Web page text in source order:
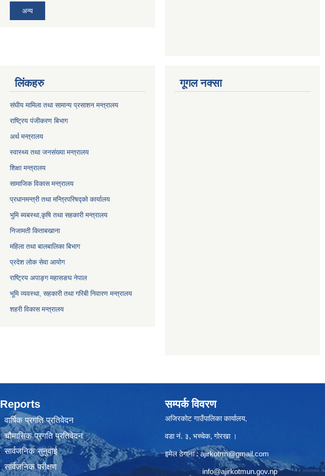
अन्य
लिंकहरु
संघीय मामिला तथा सामान्य प्रसाशन मन्त्रालय
राष्ट्रिय पंजीकरण बिभाग
अर्थ मन्त्रालय
स्वास्थ्य तथा जनसंख्या मन्त्रालय
शिक्षा मन्त्रालय
सामाजिक विकास मन्त्रालय
प्रधानमन्त्री तथा मन्त्रिपरिषद्को कार्यालय
भुमि ब्यबस्था,कृषि तथा सहकारी मन्त्रालय
निजामती किताबखाना
महिला तथा बालबालिका बिभाग
प्रदेश लोक सेवा आयोग
राष्ट्रिय अपाङ्ग महासङघ नेपाल
भूमि व्यवस्था, सहकारी तथा गरिबी निवारण मन्त्रालय
शहरी विकास मन्त्रालय
गूगल नक्सा
Reports
वार्षिक प्रगति प्रतिवेदन
चौमासिक प्रगति प्रतिवेदन
सार्वजनिक सुनुवाई
सार्वजनिक परीक्षण
सम्पर्क विवरण
अजिरकोट गाउँपालिका कार्यालय,
वडा नं. ३, भच्चेक, गोरखा ।
इमेल ठेगाना : ajirkotrm@gmail.com
info@ajirkotmun.gov.np